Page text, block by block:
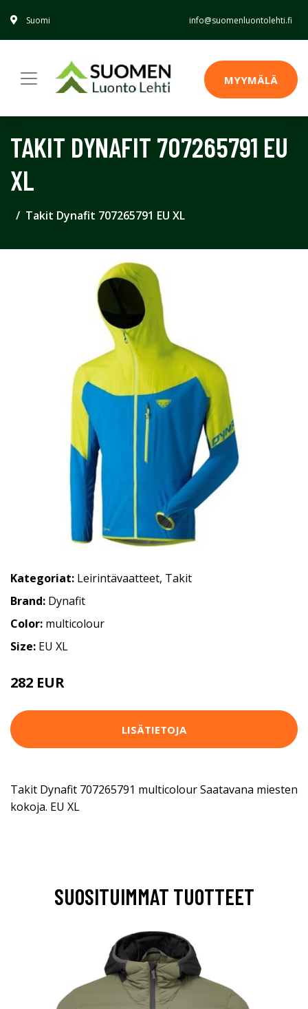
Suomi info@suomenluontolehti.fi
MYYMÄLÄ
TAKIT DYNAFIT 707265791 EU
XL
Takit Dynafit 707265791 EU XL
Kategoriat: Leirintävaatteet, Takit
Brand: Dynafit
Color: multicolour
Size: EU XL
282 EUR
LISÄTIETOJA
Takit Dynafit 707265791 multicolour Saatavana miesten
kokoja. EU XL
SUOSITUIMMAT TUOTTEET